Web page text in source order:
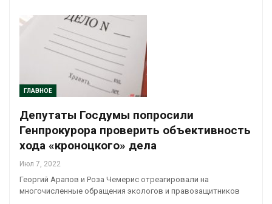
ГЛАВНОЕ
Депутаты Госдумы попросили
Генпрокурора проверить объективность
хода «кроноцкого» дела
Июл 7, 2022
Георгий Арапов и Роза Чемерис отреагировали на
многочисленные обращения экологов и правозащитников